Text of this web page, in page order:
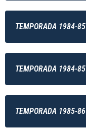
TEMPORADA 1984-85
TEMPORADA 1984-85
TEMPORADA 1985-86